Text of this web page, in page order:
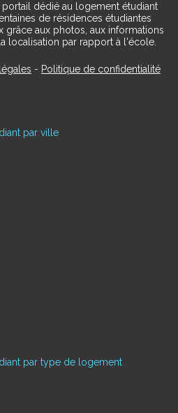
portail dédié au logement étudiant
de résidences étudiantes
grâce aux photos, aux informations
localisation par rapport à l'école.
- Politique de confidentialité
par ville
par type de logement